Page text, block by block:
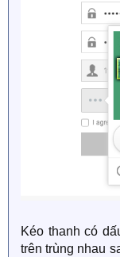
Kéo thanh có
trên trùng nhau